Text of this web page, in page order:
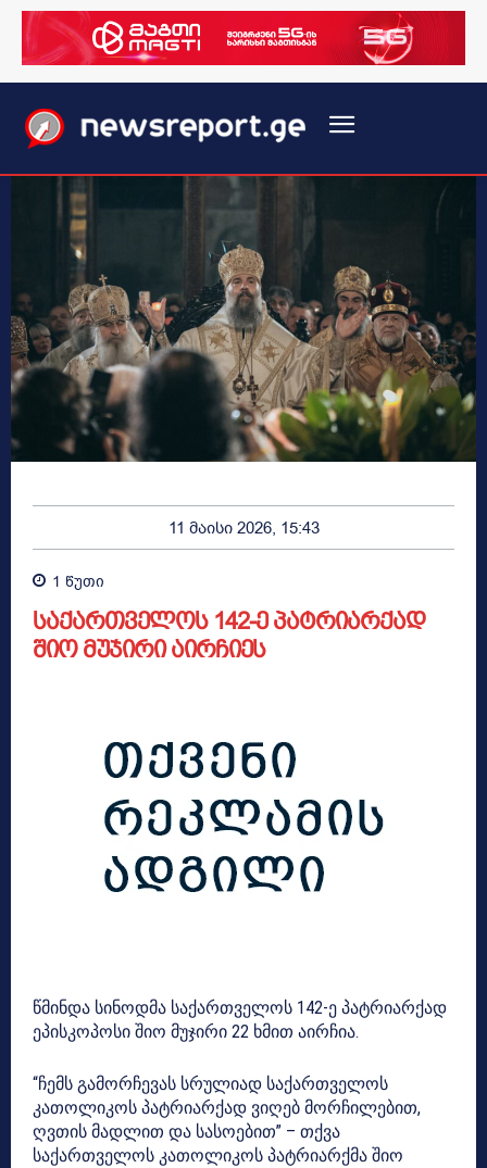
11 მაისი 2026, 15:43
1 წუთი
საქართველოს 142-ე პატრიარქად
შიო მუჯირი აირჩიეს
წმინდა სინოდმა საქართველოს 142-ე პატრიარქად
ეპისკოპოსი შიო მუჯირი 22 ხმით აირჩია.
“ჩემს გამორჩევას სრულიად საქართველოს
კათოლიკოს პატრიარქად ვიღებ მორჩილებით,
ღვთის მადლით და სასოებით” – თქვა
საქართველოს კათოლიკოს პატრიარქმა შიო